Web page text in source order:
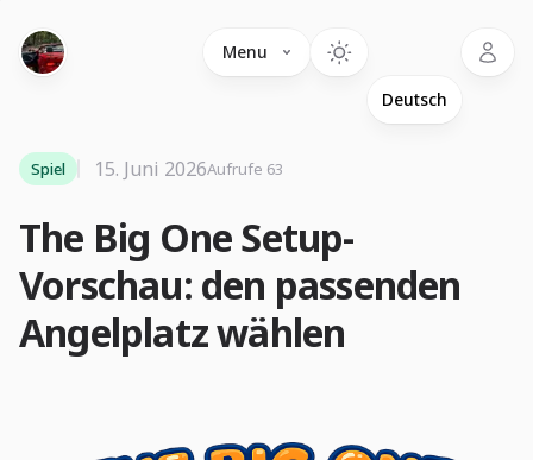
Menu
The Big One Setup-
Vorschau: den passenden
Angelplatz wählen
Spiel 15. Juni 2026Aufrufe 63